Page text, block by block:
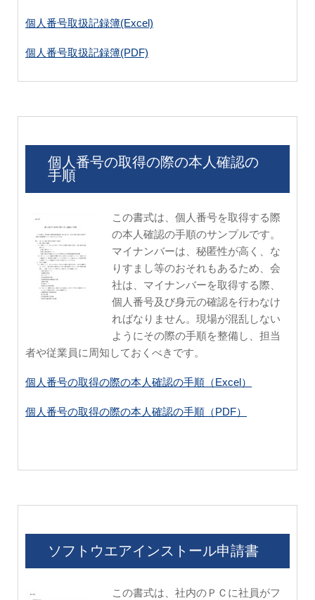
個人番号取扱記録簿(Excel)
個人番号取扱記録簿(PDF)
個人番号の取得の際の本人確認の
手順
この書式は、個人番号を取得する際
の本人確認の手順のサンプルです。
マイナンバーは、秘匿性が高く、な
りすまし等のおそれもあるため、会
社は、マイナンバーを取得する際、
個人番号及び身元の確認を行わなけ
ればなりません。現場が混乱しない
ようにその際の手順を整備し、担当
者や従業員に周知しておくべきです。
個人番号の取得の際の本人確認の手順（Excel）
個人番号の取得の際の本人確認の手順（PDF）
ソフトウエアインストール申請書
この書式は、社内のＰＣに社員がフ